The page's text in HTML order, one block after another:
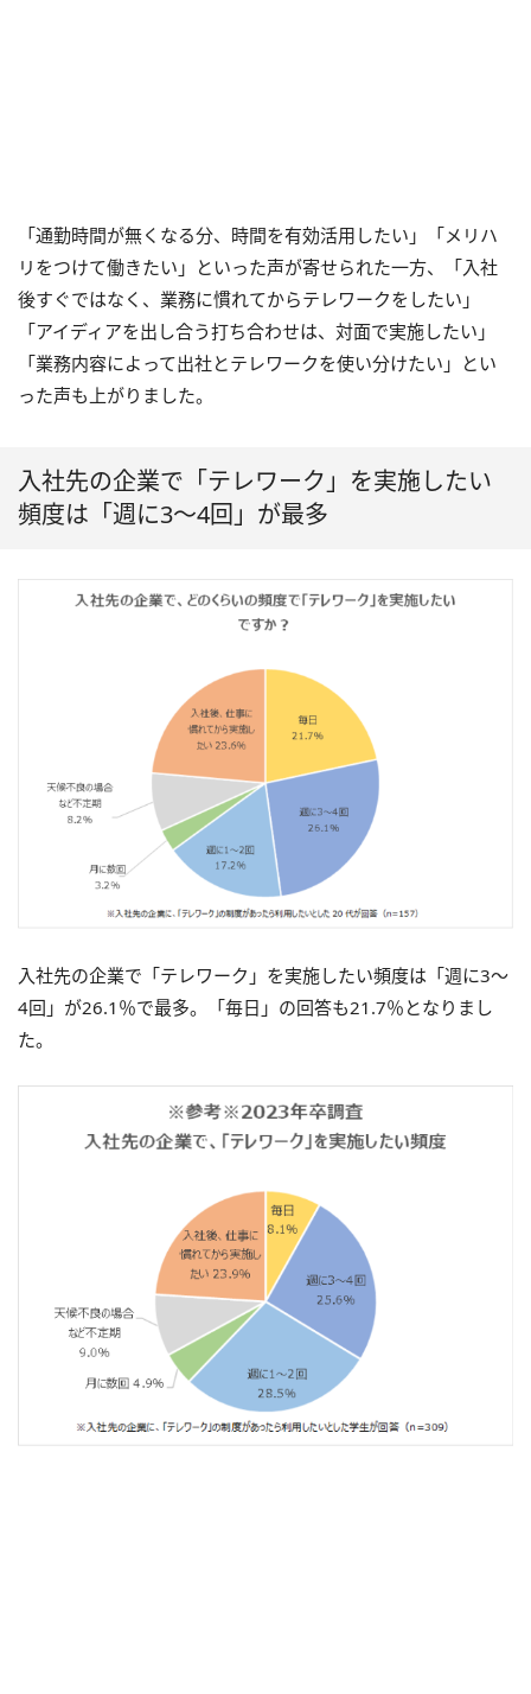
「通勤時間が無くなる分、時間を有効活用したい」「メリハ
リをつけて働きたい」といった声が寄せられた一方、「入社
後すぐではなく、業務に慣れてからテレワークをしたい」
「アイディアを出し合う打ち合わせは、対面で実施したい」
「業務内容によって出社とテレワークを使い分けたい」とい
った声も上がりました。
入社先の企業で「テレワーク」を実施したい
頻度は「週に3～4回」が最多
入社先の企業で「テレワーク」を実施したい頻度は「週に3～
4回」が26.1％で最多。「毎日」の回答も21.7％となりまし
た。